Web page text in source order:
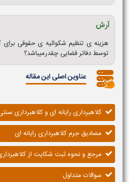
آرش
هزینه ی تنظیم شکوائیه ی حقوقی برای
توسط دفاتر قضایی چقدرمیباشد؟
عناوین اصلی این مقاله
کلاهبرداری رایانه ای و کلاهبرداری
مصادیق جرم کلاهبرداری رایانه ای
مرجع و نحوه ثبت شکایت از
سوالات متداول